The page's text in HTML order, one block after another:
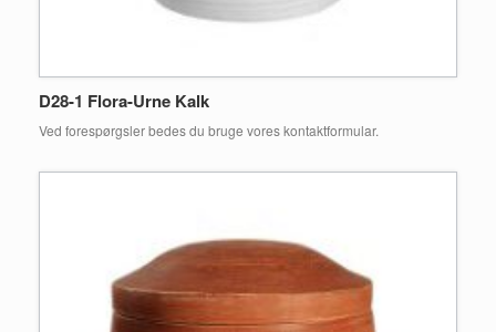
D28-1 Flora-Urne Kalk
Ved forespørgsler bedes du bruge vores kontaktformular.